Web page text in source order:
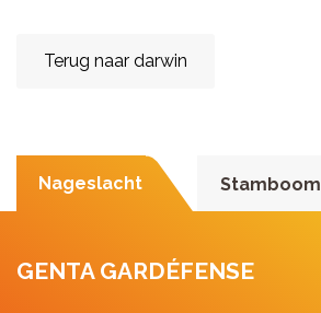
Terug naar darwin
Nageslacht Stamboom
GENTA GARDÉFENSE